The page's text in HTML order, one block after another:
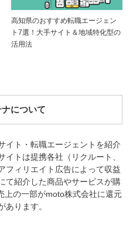
高知県のおすすめ転職エージェン
ト7選！大手サイト＆地域特化型の
活用法
について
イト・転職エージェントを紹介
トは提携各社（リクルート、
フィリエイト広告によって収益
て紹介した商品やサービスが購
上の一部がmoto株式会社に還元
あります。